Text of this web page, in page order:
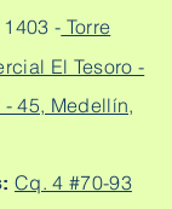
1403 - Torre
El Tesoro -
45, Medellín,
Cq. 4 #70-93